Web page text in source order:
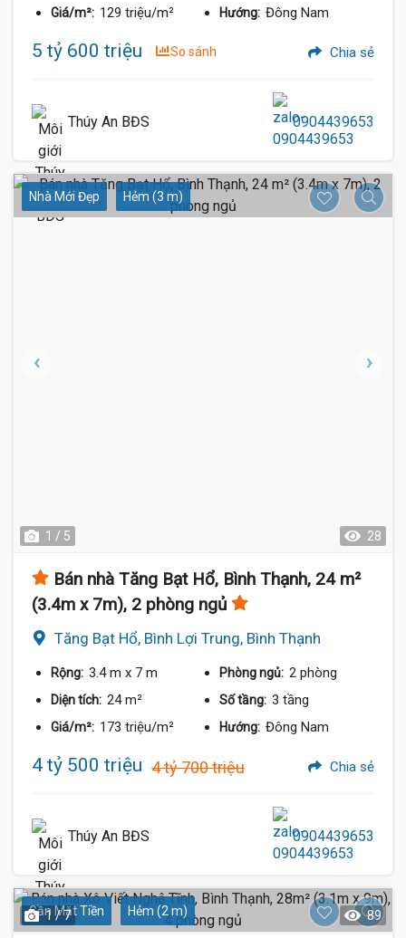
Giá/m²: 129 triệu/m² Hướng: Đông Nam
5 tỷ 600 triệu So sánh Chia sẻ
Thúy An BĐS 0904439653
Nhà Mới Đẹp Hẻm (3 m)
1 / 5 28
Bán nhà Tăng Bạt Hổ, Bình Thạnh, 24 m²
(3.4m x 7m), 2 phòng ngủ
Tăng Bạt Hổ, Bình Lợi Trung, Bình Thạnh
Rộng: 3.4 m x 7 m Phòng ngủ: 2 phòng
Diện tích: 24 m² Số tầng: 3 tầng
Giá/m²: 173 triệu/m² Hướng: Đông Nam
4 tỷ 500 triệu 4 tỷ 700 triệu Chia sẻ
Thúy An BĐS 0904439653
Gần Mặt Tiền Hẻm (2 m)
1 / 7 89
4.88 Tỷ